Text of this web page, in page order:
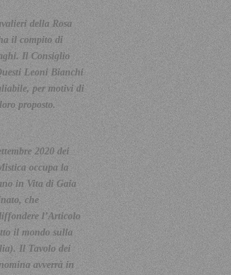
della Rosa
il compito di
Il Consiglio
Leoni Bianchi
per motivi di
proposto.
2020 dei
occupa la
in Vita di Gaia
che
l’Articolo
il mondo sulla
Il Tavolo dei
avverrà in